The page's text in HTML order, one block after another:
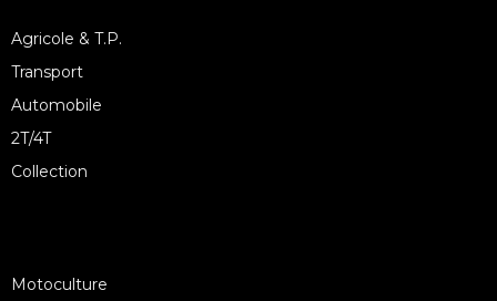
Agricole & T.P.
Transport
Automobile
2T/4T
Collection
Motoculture